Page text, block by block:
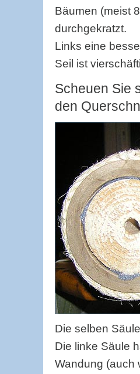
Bäumen (meist
durchgekratzt.
Links eine
Seil ist
Scheuen Sie
den
Die selben
Die linke Säule
Wandung (auch